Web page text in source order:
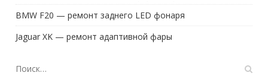
BMW F20 — ремонт заднего LED фонаря
Jaguar XK — ремонт адаптивной фары